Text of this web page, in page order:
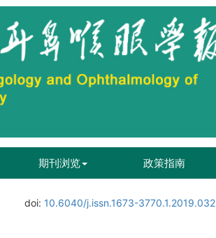
期刊浏览 政策指南
doi: 10.6040/j.issn.1673-3770.1.2019.032